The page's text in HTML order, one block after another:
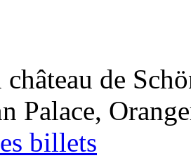
château de
Palace,
billets